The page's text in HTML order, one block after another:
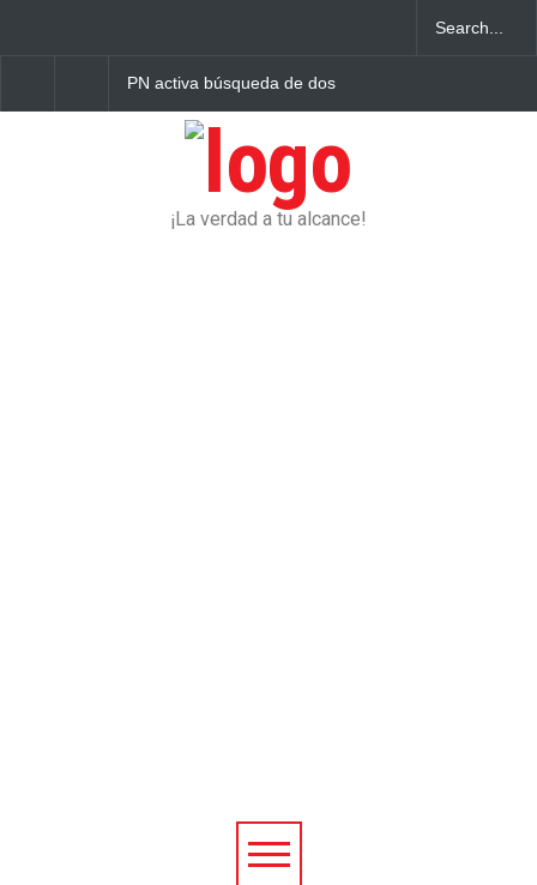
PN activa búsqueda de dos
Higüey
DNCD y Ministerio Público
reincidente en hechos
¡La verdad a tu alcance!